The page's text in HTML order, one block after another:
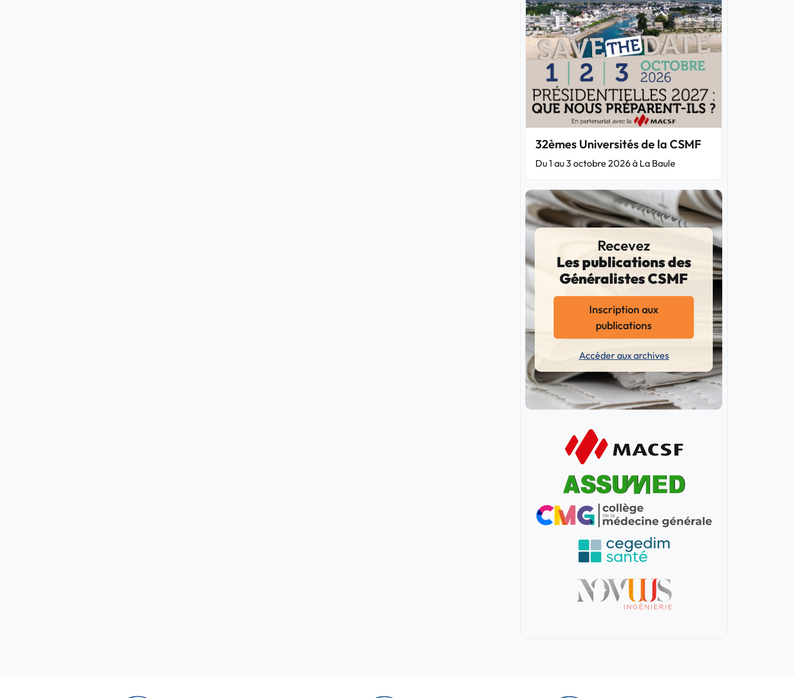
32èmes Universités de la CSMF
Du 1 au 3 octobre 2026 à La Baule
Recevez
Les publications des
Généralistes CSMF
Inscription aux
publications
Accéder aux archives